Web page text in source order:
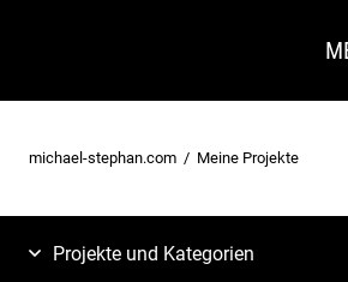
michael-stephan.com Meine Projekte
Projekte und Kategorien